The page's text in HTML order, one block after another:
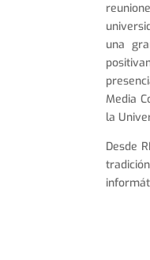
una
Media
la
Desde